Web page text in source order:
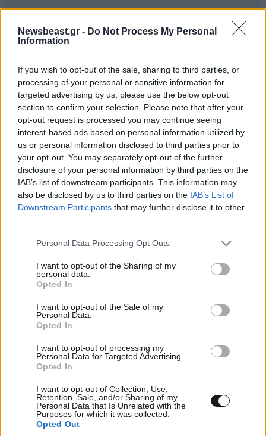
Newsbeast.gr - Do Not Process My Personal
Information
If you wish to opt-out of the sale, sharing to third parties, or
processing of your personal or sensitive information for
targeted advertising by us, please use the below opt-out
section to confirm your selection. Please note that after your
opt-out request is processed you may continue seeing
interest-based ads based on personal information utilized by
us or personal information disclosed to third parties prior to
your opt-out. You may separately opt-out of the further
disclosure of your personal information by third parties on the
IAB’s list of downstream participants. This information may
also be disclosed by us to third parties on the IAB’s List of
Downstream Participants that may further disclose it to other
Please note that this website/app uses one or more Google
not limited to your visit or usage behaviour. You may click to
grant or deny consent to Google and its third-party tags to
use your data for below specified purposes in below Google
consent section.
Personal Data Processing Opt Outs
I want to opt-out of the Sharing of my
personal data.
Opted In
I want to opt-out of the Sale of my
Personal Data.
Opted In
I want to opt-out of processing my
Personal Data for Targeted Advertising.
Opted In
I want to opt-out of Collection, Use,
Retention, Sale, and/or Sharing of my
Personal Data that Is Unrelated with the
Purposes for which it was collected.
Opted Out
Xαρακτήρες: 0/1000
Διαβάστε και ακολουθήστε τους κανόνες σχολιασμού
ΠΡΟΣΘΗΚΗ
ΕΛΛΑΔΑ3 ω. πριν